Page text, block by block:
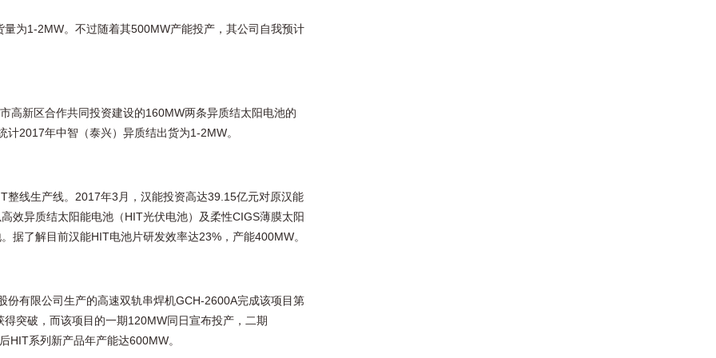
为1-2MW。不过随着其500MW产能投产，其公司自我预计
高新区合作共同投资建设的160MW两条异质结太阳电池的
2017年中智（泰兴）异质结出货为1-2MW。
整线生产线。2017年3月，汉能投资高达39.15亿元对原汉能
效异质结太阳能电池（HIT光伏电池）及柔性CIGS薄膜太阳
据了解目前汉能HIT电池片研发效率达23%，产能400MW。
份有限公司生产的高速双轨串焊机GCH-2600A完成该项目第
突破，而该项目的一期120MW同日宣布投产，二期
HIT系列新产品年产能达600MW。